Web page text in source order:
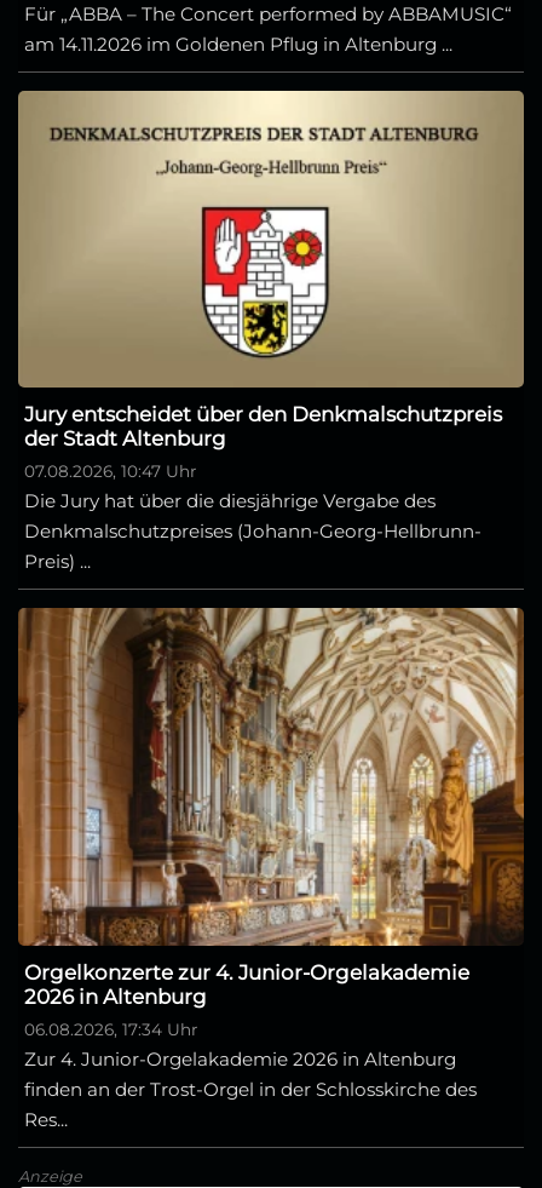
Für „ABBA – The Concert performed by ABBAMUSIC“
am 14.11.2026 im Goldenen Pflug in Altenburg ...
Jury entscheidet über den Denkmalschutzpreis
der Stadt Altenburg
07.08.2026, 10:47 Uhr
Die Jury hat über die diesjährige Vergabe des
Denkmalschutzpreises (Johann-Georg-Hellbrunn-
Preis) ...
Orgelkonzerte zur 4. Junior-Orgelakademie
2026 in Altenburg
06.08.2026, 17:34 Uhr
Zur 4. Junior-Orgelakademie 2026 in Altenburg
finden an der Trost-Orgel in der Schlosskirche des
Res...
Anzeige